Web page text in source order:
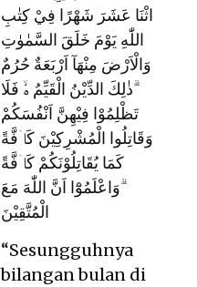
اثْنَا عَشَرَ شَهْرًا فِيْ كِتٰبِ
اللّٰهِ يَوْمَ خَلَقَ السَّمٰوٰتِ
وَالْاَرْضَ مِنْهَآ اَرْبَعَةٌ حُرُمٌ
ۗذٰلِكَ الدِّيْنُ الْقَيِّمُ ەۙ فَلَا
تَظْلِمُوْا فِيْهِنَّ اَنْفُسَكُمْ
وَقَاتِلُوا الْمُشْرِكِيْنَ كَاۤفَّةً
كَمَا يُقَاتِلُوْنَكُمْ كَاۤفَّةً
ۗوَاعْلَمُوْٓا اَنَّ اللّٰهَ مَعَ
الْمُتَّقِيْنَ
“Sesungguhnya
bilangan bulan di